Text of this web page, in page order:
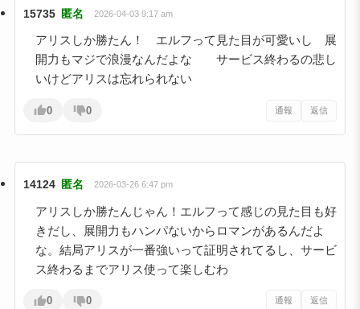
15735 匿名 2026-04-03 9:17 am
アリスしか勝たん！ エルフって見た目が可愛いし 展
開力もマジで浪漫なんだよな サービス終わるの悲し
いけどアリスは忘れられない
0 0 通報 返信
14124 匿名 2026-03-26 6:47 pm
アリスしか勝たんじゃん！エルフって感じの見た目も好
きだし、展開力もハンパないからロマンがあるんだよ
な。結局アリスが一番強いって証明されてるし、サービ
ス終わるまでアリス使って楽しむわ
0 0 通報 返信